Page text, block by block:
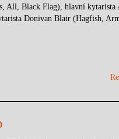
All, Black Flag), hlavní kytarista
Donivan Blair (Hagfish,